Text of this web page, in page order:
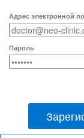
Адрес электронной
Пароль